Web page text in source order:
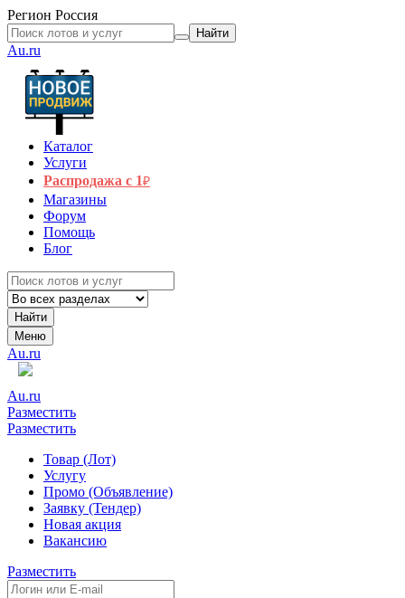
Регион Россия
Найти
Au.ru
Каталог
Услуги
Распродажа с 1₽
Магазины
Форум
Помощь
Блог
Найти
Меню
Au.ru
Au.ru
Разместить
Разместить
Товар (Лот)
Услугу
Промо (Объявление)
Заявку (Тендер)
Новая акция
Вакансию
Разместить